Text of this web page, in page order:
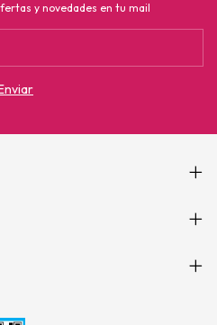
y novedades en tu mail